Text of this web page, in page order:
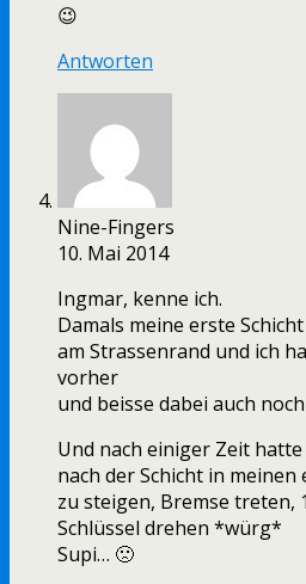
😉
Antworten
Nine-Fingers
10. Mai 2014
Ingmar, kenne ich.
Damals meine erste
am Strassenrand und ich
vorher
und beisse dabei auch
Und nach einiger Zeit
nach der Schicht in meinen
zu steigen, Bremse treten,
Schlüssel drehen *würg*
Supi… 🙁